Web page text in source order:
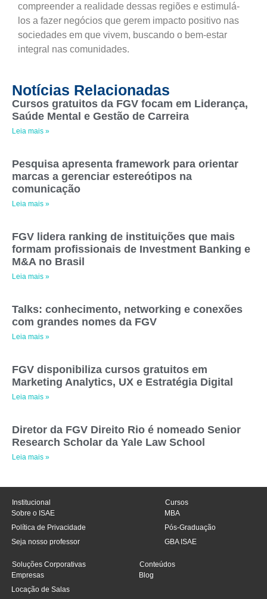
compreender a realidade dessas regiões e estimulá-
los a fazer negócios que gerem impacto positivo nas
sociedades em que vivem, buscando o bem-estar
integral nas comunidades.
Notícias Relacionadas
Cursos gratuitos da FGV focam em Liderança,
Saúde Mental e Gestão de Carreira
Leia mais »
Pesquisa apresenta framework para orientar
marcas a gerenciar estereótipos na
comunicação
Leia mais »
FGV lidera ranking de instituições que mais
formam profissionais de Investment Banking e
M&A no Brasil
Leia mais »
Talks: conhecimento, networking e conexões
com grandes nomes da FGV
Leia mais »
FGV disponibiliza cursos gratuitos em
Marketing Analytics, UX e Estratégia Digital
Leia mais »
Diretor da FGV Direito Rio é nomeado Senior
Research Scholar da Yale Law School
Leia mais »
Institucional
Sobre o ISAE
Política de Privacidade
Seja nosso professor
Cursos
MBA
Pós-Graduação
GBA ISAE
Soluções Corporativas
Empresas
Locação de Salas
Conteúdos
Blog